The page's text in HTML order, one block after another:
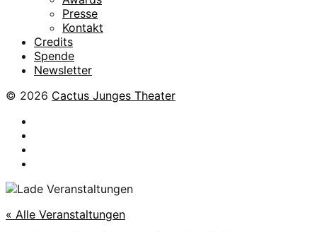
Presse
Kontakt
Credits
Spende
Newsletter
© 2026 Cactus Junges Theater
« Alle Veranstaltungen